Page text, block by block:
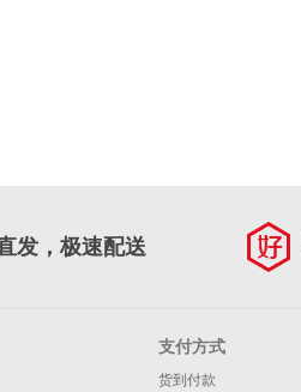
发，极速配送
支付方式
货到付款